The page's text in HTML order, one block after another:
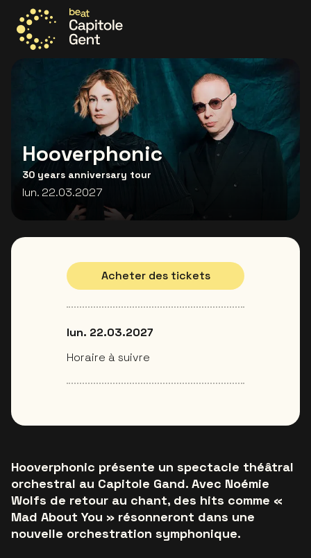
Allez à la page d'accueil
Hooverphonic
30 years anniversary tour
lun. 22.03.2027
Hooverphonic présente un spectacle théâtral
orchestral au Capitole Gand. Avec Noémie
Wolfs de retour au chant, des hits comme «
Mad About You » résonneront dans une
nouvelle orchestration symphonique.
Acheter des tickets
lun. 22.03.2027
Horaire à suivre